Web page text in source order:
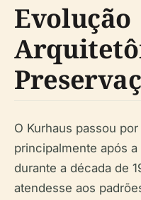
Evolução
O Kurhaus passou
principalmente após
durante a década de
atendesse aos